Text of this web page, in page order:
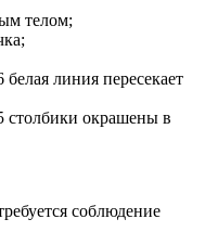
телом;
линия пересекает
столбики окрашены в
соблюдение